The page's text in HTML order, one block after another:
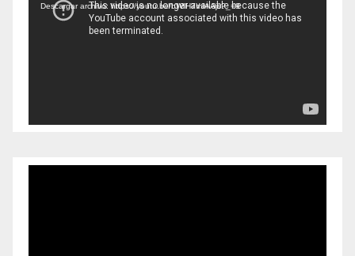
vídeo
Descargar archivo: https://youtu.be/bWIH7mIAAjs?_=9